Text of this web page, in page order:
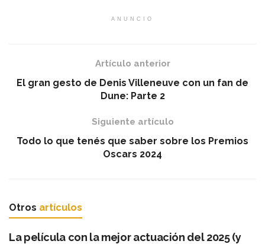
ANUNCIO
Artículo anterior
El gran gesto de Denis Villeneuve con un fan de
Dune: Parte 2
Siguiente artículo
Todo lo que tenés que saber sobre los Premios
Oscars 2024
Otros artículos
La película con la mejor actuación del 2025 (y